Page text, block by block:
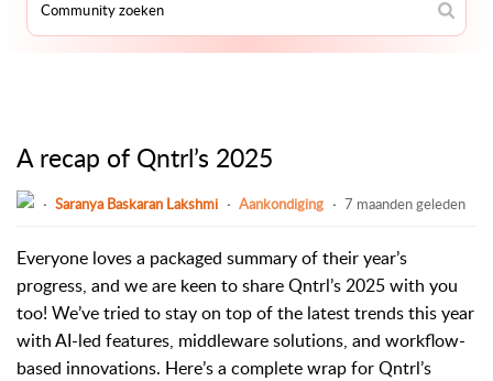
A recap of Qntrl’s 2025
Saranya Baskaran Lakshmi Aankondiging 7 maanden geleden
Everyone loves a packaged summary of their year’s
progress, and we are keen to share Qntrl’s 2025 with you
too! We’ve tried to stay on top of the latest trends this year
with AI-led features, middleware solutions, and workflow-
based innovations. Here’s a complete wrap for Qntrl’s